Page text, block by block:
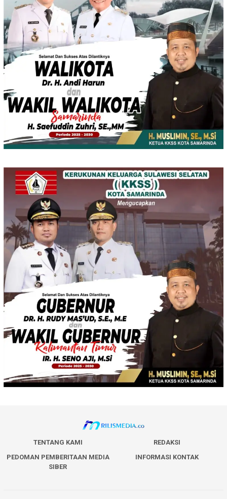
TENTANG KAMI
REDAKSI
PEDOMAN PEMBERITAAN MEDIA
SIBER
INFORMASI KONTAK